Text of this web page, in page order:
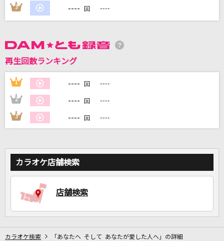
カラオケ最新情報をチェック！
3 ---- 回 ----
再生回数ランキング
1 ---- 回 ----
2 ---- 回 ----
3 ---- 回 ----
カラオケ店舗検索
店舗検索
カラオケ検索 「あなたへ そして あなたが愛した人へ」の詳細